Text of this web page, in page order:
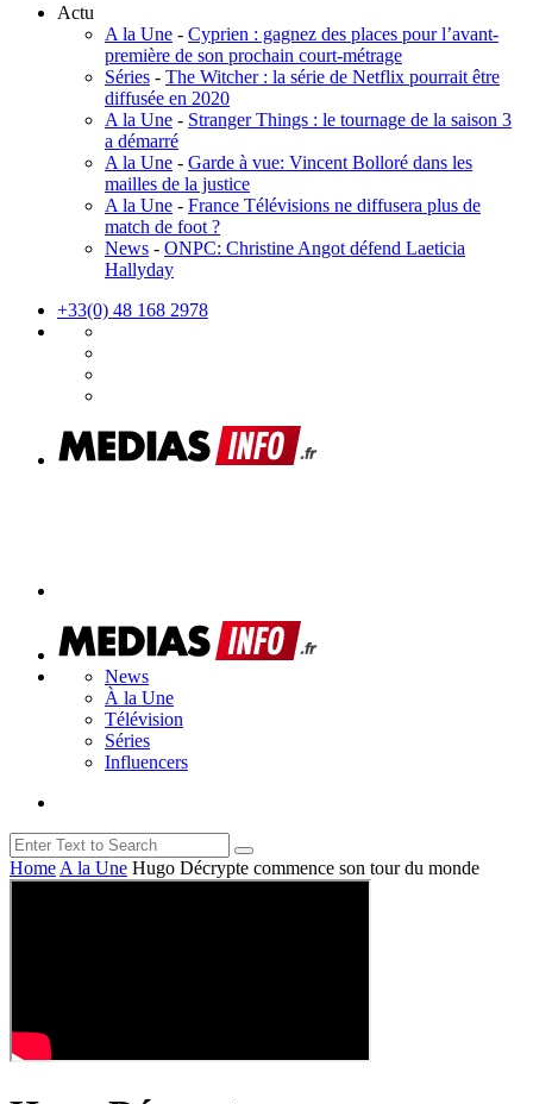
Actu
A la Une - Cyprien : gagnez des places pour l’avant-
première de son prochain court-métrage
Séries - The Witcher : la série de Netflix pourrait être
diffusée en 2020
A la Une - Stranger Things : le tournage de la saison 3
a démarré
A la Une - Garde à vue: Vincent Bolloré dans les
mailles de la justice
A la Une - France Télévisions ne diffusera plus de
match de foot ?
News - ONPC: Christine Angot défend Laeticia
Hallyday
+33(0) 48 168 2978
News
À la Une
Télévision
Séries
Influencers
Home A la Une Hugo Décrypte commence son tour du monde